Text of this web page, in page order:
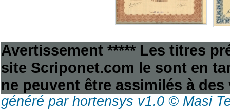
Avertissement ***** Les titres
site Scriponet.com le sont en
ne peuvent être assimilés à
généré par hortensys v1.0 © Masi